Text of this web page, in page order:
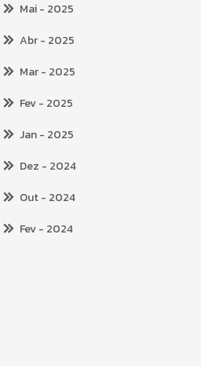
Mai- 2025
Abr- 2025
Mar- 2025
Fev- 2025
Jan- 2025
Dez - 2024
Out- 2024
Fev- 2024